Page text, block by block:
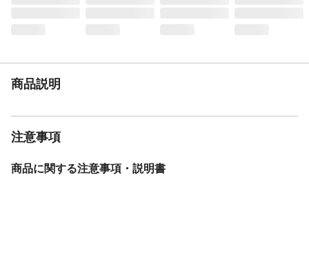
商品説明
注意事項
商品に関する注意事項・説明書